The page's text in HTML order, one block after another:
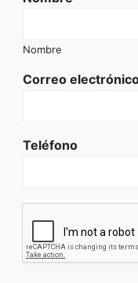
Nombre
Correo
Teléfono